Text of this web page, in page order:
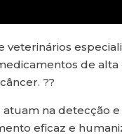
veterinários
de alta
??
atuam na detecção
eficaz e